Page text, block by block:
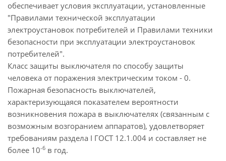
обеспечивает условия эксплуатации, установленные
"Правилами технической эксплуатации
электроустановок потребителей и Правилами техники
безопасности при эксплуатации электроустановок
потребителей".
Класс защиты выключателя по способу защиты
человека от поражения электрическим током - 0.
Пожарная безопасность выключателей,
характеризующаяся показателем вероятности
возникновения пожара в выключателях (связанным с
возможным возгоранием аппаратов), удовлетворяет
требованиям раздела I ГОСТ 12.1.004 и составляет не
более 10-6 в год.